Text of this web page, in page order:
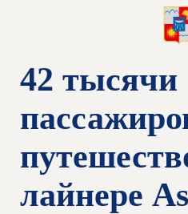
42 тысячи
лайнере